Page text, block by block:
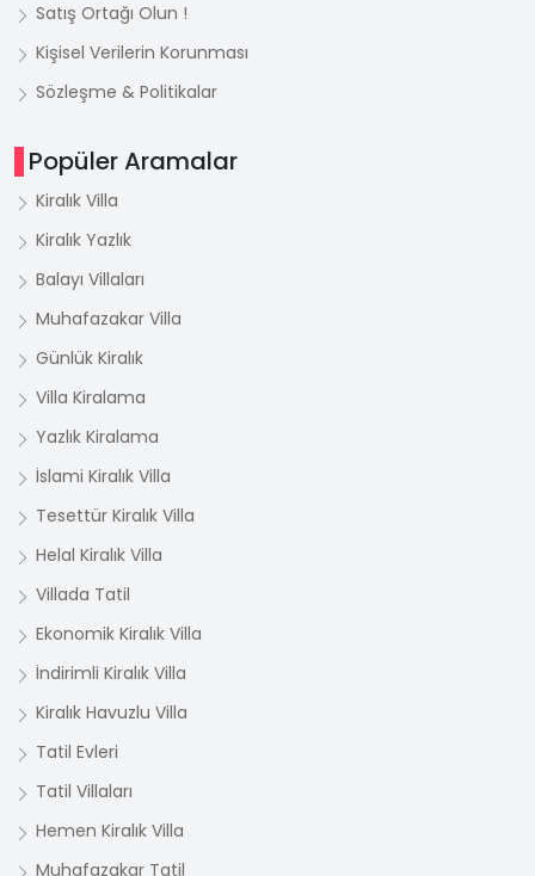
Satış Ortağı Olun !
Kişisel Verilerin Korunması
Sözleşme & Politikalar
Popüler Aramalar
Kiralık Villa
Kiralık Yazlık
Balayı Villaları
Muhafazakar Villa
Günlük Kiralık
Villa Kiralama
Yazlık Kiralama
İslami Kiralık Villa
Tesettür Kiralık Villa
Helal Kiralık Villa
Villada Tatil
Ekonomik Kiralık Villa
İndirimli Kiralık Villa
Kiralık Havuzlu Villa
Tatil Evleri
Tatil Villaları
Hemen Kiralık Villa
Muhafazakar Tatil